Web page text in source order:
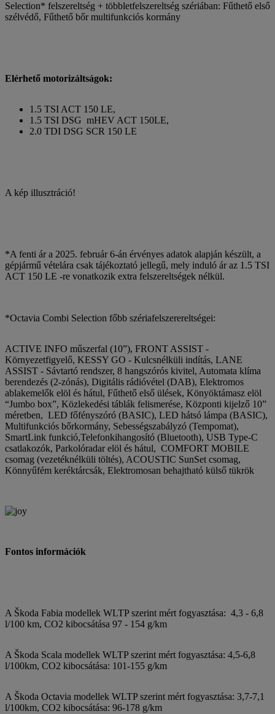
Selection* felszereltség + többletfelszereltség szériában: Fűthető első
szélvédő, Fűthető bőr multifunkciós kormány
Elérhető motorizáltságok:
1.5 TSI ACT 150 LE,
1.5 TSI DSG mHEV ACT 150LE,
2.0 TDI DSG SCR 150 LE
A kép illusztráció!
*A fenti ár a 2025. február 6-án érvényes adatok alapján készült, a
gépjármű vételára csak tájékoztató jellegű, mely induló ár az 1.5 TSI
ACT 150 LE -re vonatkozik extra felszereltségek nélkül.
*Octavia Combi Selection főbb szériafelszerereltségei:
ACTIVE INFO műszerfal (10”), FRONT ASSIST -
Környezetfigyelő, KESSY GO - Kulcsnélküli indítás, LANE
ASSIST - Sávtartó rendszer, 8 hangszórós kivitel, Automata klíma
berendezés (2-zónás), Digitális rádióvétel (DAB), Elektromos
ablakemelők elöl és hátul, Fűthető első ülések, Könyöktámasz elöl
“Jumbo box”, Közlekedési táblák felismerése, Központi kijelző 10”
méretben, LED főfényszóró (BASIC), LED hátsó lámpa (BASIC),
Multifunkciós bőrkormány, Sebességszabályzó (Tempomat),
SmartLink funkció,Telefonkihangosító (Bluetooth), USB Type-C
csatlakozók, Parkolóradar elöl és hátul, COMFORT MOBILE
csomag (vezetéknélküli töltés), ACOUSTIC SunSet csomag,
Könnyűfém keréktárcsák, Elektromosan behajtható külső tükrök
Fontos információk
A Škoda Fabia modellek WLTP szerint mért fogyasztása: 4,3 - 6,8
l/100 km, CO2 kibocsátása 97 - 154 g/km
A Škoda Scala modellek WLTP szerint mért fogyasztása: 4,5-6,8
l/100km, CO2 kibocsátása: 101-155 g/km
A Škoda Octavia modellek WLTP szerint mért fogyasztása: 3,7-7,1
l/100km, CO2 kibocsátása: 96-178 g/km